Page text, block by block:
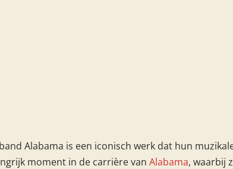
Alabama is een iconisch werk dat hun
moment in de carrière vanAlabama, waarbij